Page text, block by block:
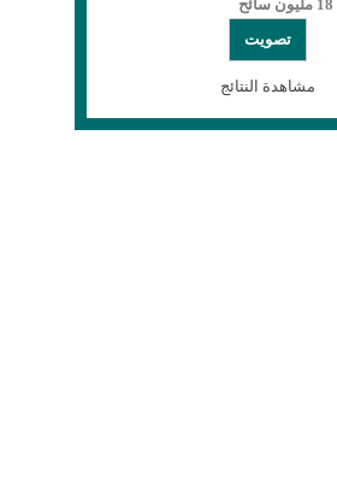
مشاهدة النتائج